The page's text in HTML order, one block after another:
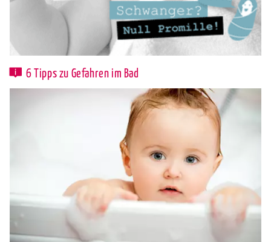
6 Tipps zu Gefahren im Bad